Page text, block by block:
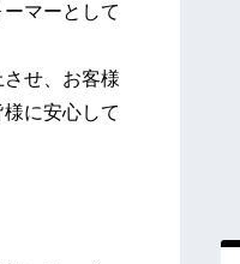
マーとして
せ、お客様
に安心して